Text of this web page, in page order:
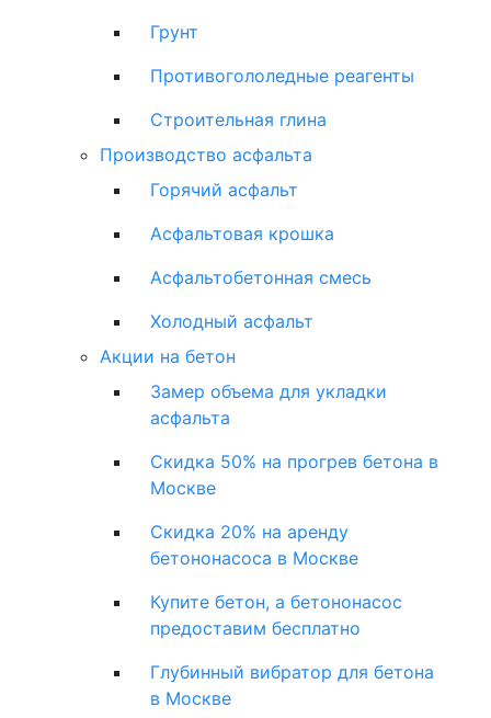
Грунт
Противогололедные реагенты
Строительная глина
Производство асфальта
Горячий асфальт
Асфальтовая крошка
Асфальтобетонная смесь
Холодный асфальт
Акции на бетон
Замер объема для укладки
асфальта
Скидка 50% на прогрев бетона в
Москве
Скидка 20% на аренду
бетононасоса в Москве
Купите бетон, а бетононасос
предоставим бесплатно
Глубинный вибратор для бетона
в Москве